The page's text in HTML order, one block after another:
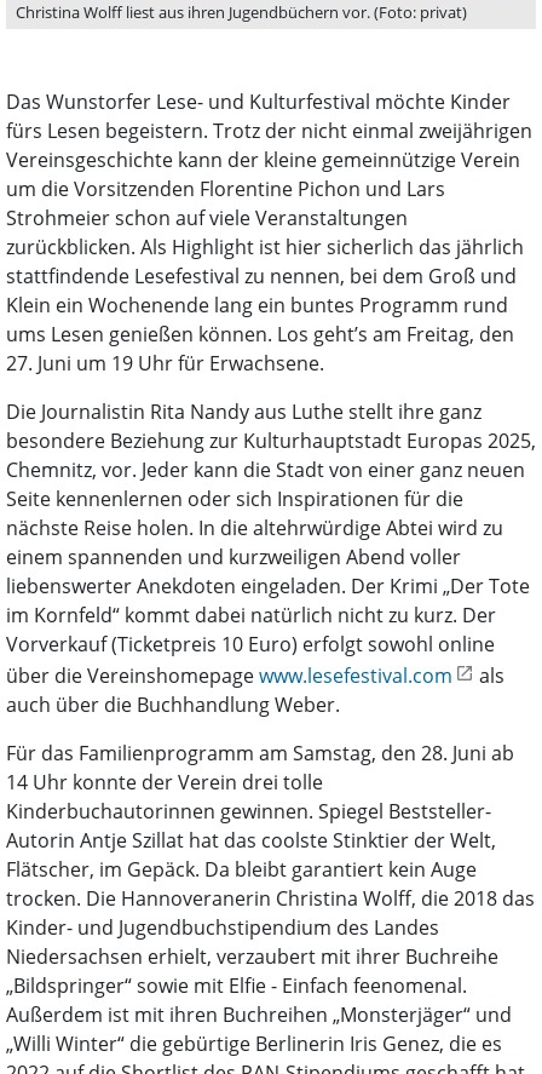
Christina Wolff liest aus ihren Jugendbüchern vor. (Foto: privat)
Das Wunstorfer Lese- und Kulturfestival möchte Kinder
fürs Lesen begeistern. Trotz der nicht einmal zweijährigen
Vereinsgeschichte kann der kleine gemeinnützige Verein
um die Vorsitzenden Florentine Pichon und Lars
Strohmeier schon auf viele Veranstaltungen
zurückblicken. Als Highlight ist hier sicherlich das jährlich
stattfindende Lesefestival zu nennen, bei dem Groß und
Klein ein Wochenende lang ein buntes Programm rund
ums Lesen genießen können. Los geht’s am Freitag, den
27. Juni um 19 Uhr für Erwachsene.
Die Journalistin Rita Nandy aus Luthe stellt ihre ganz
besondere Beziehung zur Kulturhauptstadt Europas 2025,
Chemnitz, vor. Jeder kann die Stadt von einer ganz neuen
Seite kennenlernen oder sich Inspirationen für die
nächste Reise holen. In die altehrwürdige Abtei wird zu
einem spannenden und kurzweiligen Abend voller
liebenswerter Anekdoten eingeladen. Der Krimi „Der Tote
im Kornfeld“ kommt dabei natürlich nicht zu kurz. Der
Vorverkauf (Ticketpreis 10 Euro) erfolgt sowohl online
über die Vereinshomepagewww.lesefestival.com
als
auch über die Buchhandlung Weber.
Für das Familienprogramm am Samstag, den 28. Juni ab
14 Uhr konnte der Verein drei tolle
Kinderbuchautorinnen gewinnen. Spiegel Beststeller-
Autorin Antje Szillat hat das coolste Stinktier der Welt,
Flätscher, im Gepäck. Da bleibt garantiert kein Auge
trocken. Die Hannoveranerin Christina Wolff, die 2018 das
Kinder- und Jugendbuchstipendium des Landes
Niedersachsen erhielt, verzaubert mit ihrer Buchreihe
„Bildspringer“ sowie mit Elfie - Einfach feenomenal.
Außerdem ist mit ihren Buchreihen „Monsterjäger“ und
„Willi Winter“ die gebürtige Berlinerin Iris Genez, die es